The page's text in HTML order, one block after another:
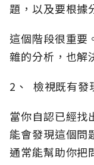
題，以及要根據
這個階段很重要
雜的分析，也解
2、 檢視既有發
當你自認已經找
能會發現這個問
通常能幫助你把